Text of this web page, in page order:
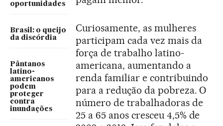
oportunidades
Brasil: o queijo
da discórdia
Pântanos
latino-
americanos
podem
proteger
contra
inundações
Curiosamente, as mulheres
participam cada vez mais da
força de trabalho latino-
americana, aumentando a
renda familiar e contribuindo
para a redução da pobreza. O
número de trabalhadoras de
25 a 65 anos cresceu 4,5% de